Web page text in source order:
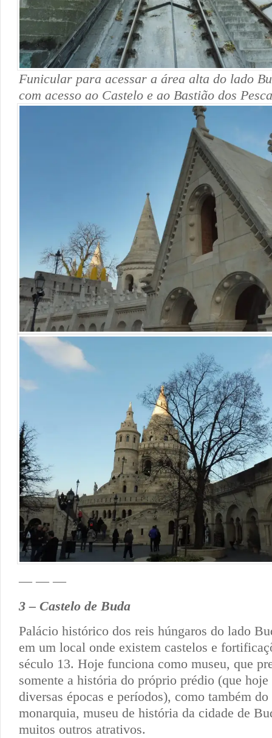
Funicular para acessar a área alta do lado
com acesso ao Castelo e ao Bastião dos
— — —
3 – Castelo de Buda
Palácio histórico dos reis húngaros do lado
em um local onde existem castelos e
século 13. Hoje funciona como museu, que
somente a história do próprio prédio (que hoje
diversas épocas e períodos), como também
monarquia, museu de história da cidade de
muitos outros atrativos.